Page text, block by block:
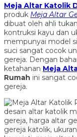
Meja Altar Katolik
produk Meja Altar
dibuat oleh ahli
kontruksi kayu dan
mempunyai model
suci sangat cocok
gereja. Dengan
ketahanan Meja
Rumah ini sangat
gereja.